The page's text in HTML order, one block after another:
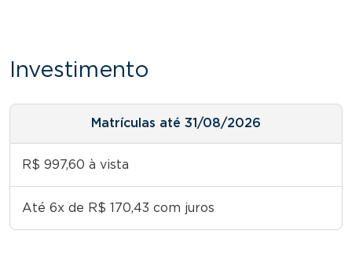
Investimento
Matrículas até 31/08/2026
R$ 997,60 à vista
Até 6x de R$ 170,43 com juros